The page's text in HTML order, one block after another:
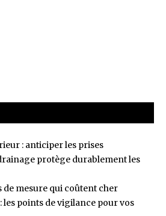
: anticiper les prises
protège durablement les
de mesure qui coûtent cher
les points de vigilance pour vos